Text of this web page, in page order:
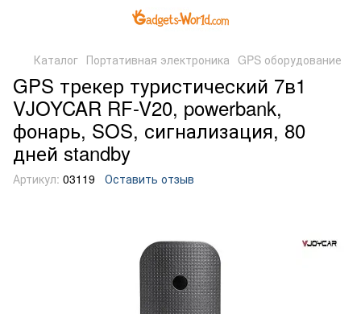
Каталог Портативная электроника GPS оборудование
GPS трекер туристический 7в1
VJOYCAR RF-V20, powerbank,
фонарь, SOS, сигнализация, 80
дней standby
Артикул: 03119 Оставить отзыв